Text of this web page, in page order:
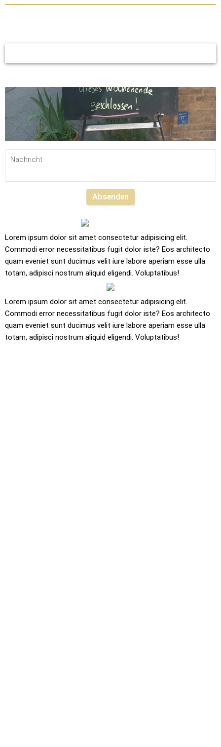
Absenden
Lorem ipsum dolor sit amet consectetur adipisicing elit.
Commodi error necessitatibus fugit dolor iste? Eos architecto
quam eveniet sunt ducimus velit iure labore aperiam esse ulla
totam, adipisci nostrum aliquid eligendi. Voluptatibus!
Lorem ipsum dolor sit amet consectetur adipisicing elit.
Commodi error necessitatibus fugit dolor iste? Eos architecto
quam eveniet sunt ducimus velit iure labore aperiam esse ulla
totam, adipisci nostrum aliquid eligendi. Voluptatibus!